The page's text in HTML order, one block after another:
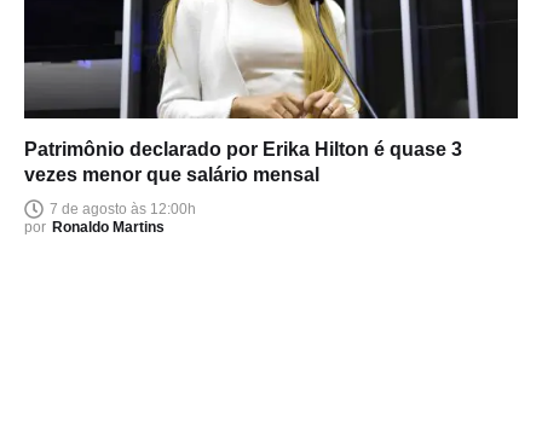
Patrimônio declarado por Erika Hilton é quase 3
vezes menor que salário mensal
7 de agosto às 12:00h
por Ronaldo Martins